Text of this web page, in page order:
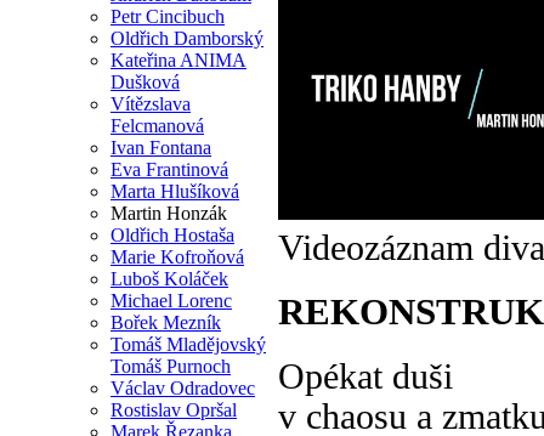
Petr Cincibuch
Oldřich Damborský
Kateřina ANIMA
Dušková
Vítězslava
Felcmanová
Ivan Fontana
Eva Frantinová
Marta Hlušíková
Martin Honzák
Oldřich Hostaša
Marie Kofroňová
Luboš Koláček
Michael Lorenc
Bořek Mezník
Tomáš Mladějovský
Tomáš Purnoch
Václav Odradovec
Rostislav Opršal
Marek Řezanka
Videozáznam
Opékat duši
v chaosu a